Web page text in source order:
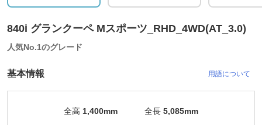
840i グランクーペ Mスポーツ_RHD_4WD(AT_3.0)
人気No.1のグレード
基本情報 用語について
全高 1,400mm 全長 5,085mm